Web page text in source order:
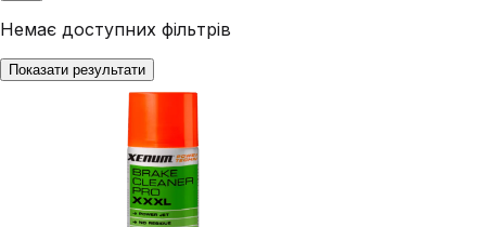
Немає доступних фільтрів
Показати результати